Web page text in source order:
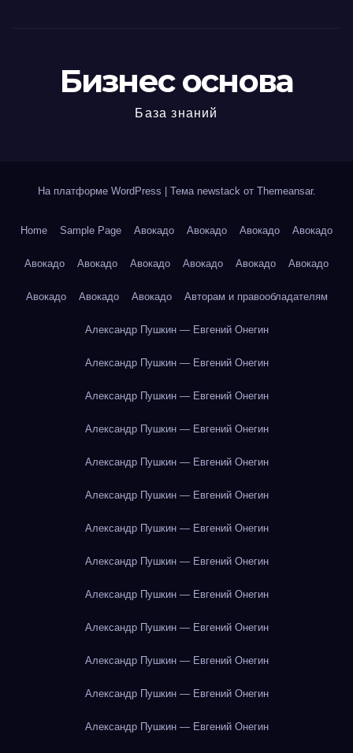
Бизнес основа
База знаний
На платформе WordPress Тема newstack от Themeansar.
Home Sample Page Авокадо Авокадо Авокадо Авокадо
Авокадо Авокадо Авокадо Авокадо Авокадо Авокадо
Авокадо Авокадо Авокадо Авторам и правообладателям
Александр Пушкин — Евгений Онегин
Александр Пушкин — Евгений Онегин
Александр Пушкин — Евгений Онегин
Александр Пушкин — Евгений Онегин
Александр Пушкин — Евгений Онегин
Александр Пушкин — Евгений Онегин
Александр Пушкин — Евгений Онегин
Александр Пушкин — Евгений Онегин
Александр Пушкин — Евгений Онегин
Александр Пушкин — Евгений Онегин
Александр Пушкин — Евгений Онегин
Александр Пушкин — Евгений Онегин
Александр Пушкин — Евгений Онегин